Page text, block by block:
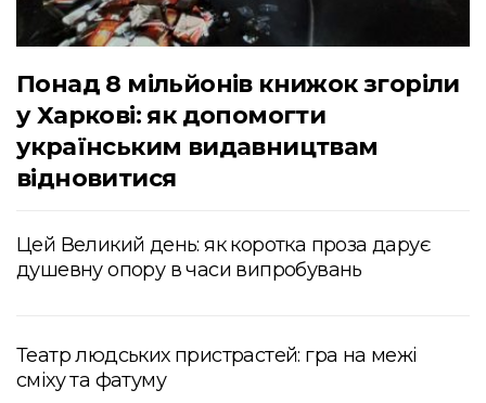
Понад 8 мільйонів книжок згоріли
у Харкові: як допомогти
українським видавництвам
відновитися
Цей Великий день: як коротка проза дарує
душевну опору в часи випробувань
Театр людських пристрастей: гра на межі
сміху та фатуму